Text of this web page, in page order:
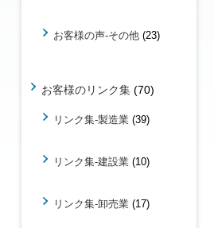
お客様の声-その他 (23)
お客様のリンク集 (70)
リンク集-製造業 (39)
リンク集-建設業 (10)
リンク集-卸売業 (17)